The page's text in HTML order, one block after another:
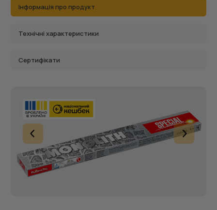
Інформація про продукт
Технічні характеристики
Сертифікати